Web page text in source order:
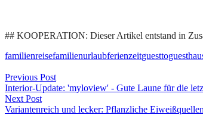
## KOOPERATION: Dieser Artikel entstand in
familienreisefamilienurlaubferienzeitguesttoguest
Beitragsnavigation
Previous Post
Interior-Update: 'myloview' - Gute Laune für die
Next Post
Variantenreich und lecker: Pflanzliche